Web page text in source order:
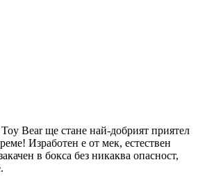
Bear ще стане най-добрият приятел
Изработен е от мек, естествен
в бокса без никаква опасност,